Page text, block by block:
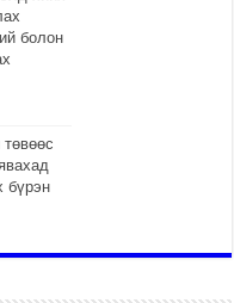
болон
бүрэн